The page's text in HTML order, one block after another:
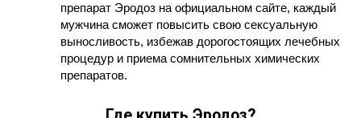
препарат Эродоз на официальном сайте, каждый
мужчина сможет повысить свою сексуальную
выносливость, избежав дорогостоящих лечебных
процедур и приема сомнительных химических
препаратов.